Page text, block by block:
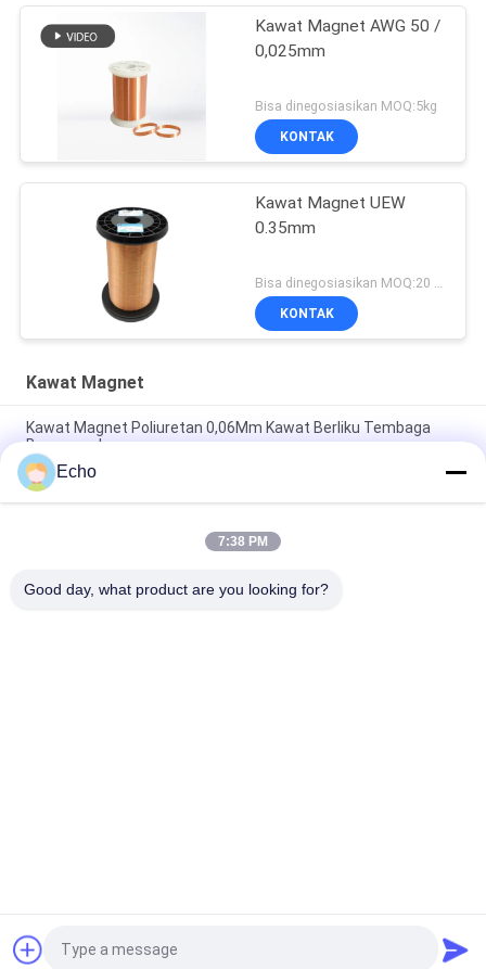
Kawat Magnet AWG 50 /
0,025mm
Bisa dinegosiasikan MOQ:5kg
KONTAK
Kawat Magnet UEW
0.35mm
KONTAK
Kawat Magnet
Kawat Magnet Poliuretan 0,06Mm Kawat Berliku Tembaga
Berenamel
Bagan Pengukur Kawat Berenamel Kawat Berliku Tembaga
Dilapisi Enamel 0,15Mm
0.036mm Kawat Magnet Tembaga Enamel Untuk Menonton /
Quote request suatu
Echo
7:38 PM
Good day, what product are you looking for?